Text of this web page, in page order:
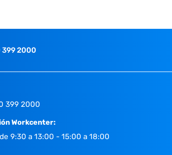
399 2000
399 2000
Workcenter:
9:30 a 13:00 - 15:00 a 18:00